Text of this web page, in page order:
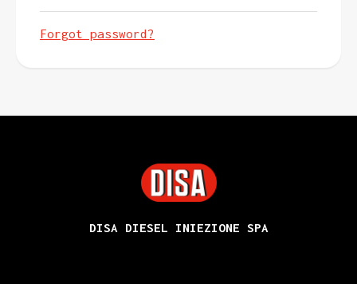
Forgot password?
DISA DIESEL INIEZIONE SPA